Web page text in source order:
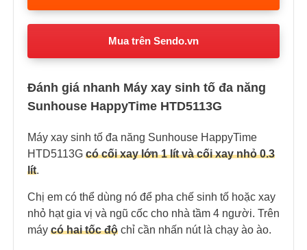
Mua trên Sendo.vn
Đánh giá nhanh Máy xay sinh tố đa năng
Sunhouse HappyTime HTD5113G
Máy xay sinh tố đa năng Sunhouse HappyTime
HTD5113G có cối xay lớn 1 lít và cối xay nhỏ 0.3
lít.
Chị em có thể dùng nó để pha chế sinh tố hoặc xay
nhỏ hạt gia vị và ngũ cốc cho nhà tầm 4 người. Trên
máy có hai tốc độ chỉ cần nhấn nút là chạy ào ào.